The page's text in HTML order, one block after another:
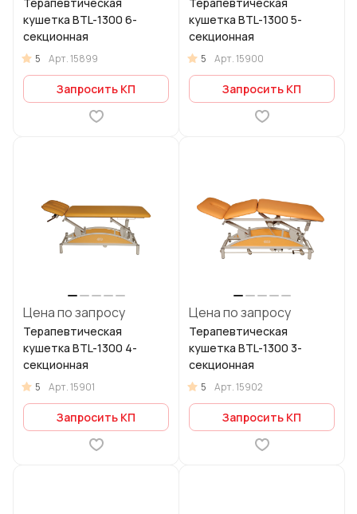
кушетка BTL-1300 6-
секционная
5 Арт.15899
Запросить КП
кушетка BTL-1300 5-
секционная
5 Арт.15900
Запросить КП
Цена по запросу
Терапевтическая
кушетка BTL-1300 4-
секционная
5 Арт.15901
Запросить КП
Цена по запросу
Терапевтическая
кушетка BTL-1300 3-
секционная
5 Арт.15902
Запросить КП